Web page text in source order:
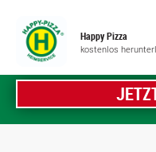
Happy Pizza
kostenlos